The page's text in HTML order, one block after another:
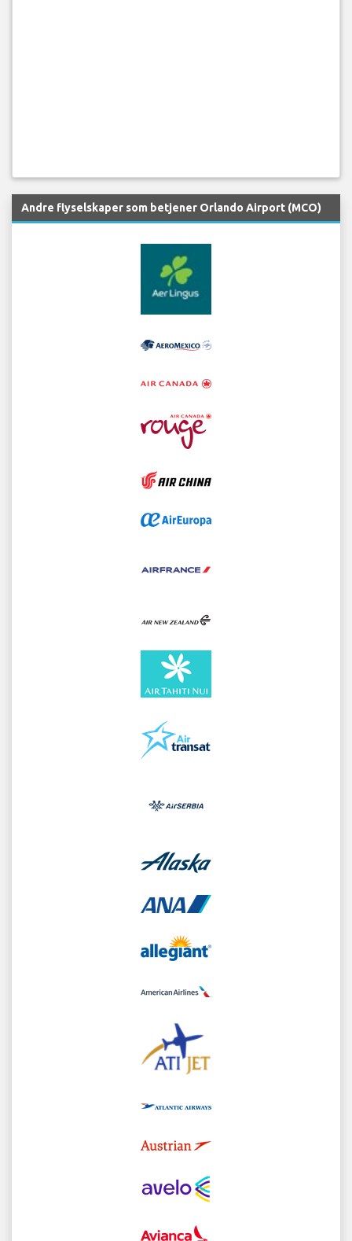
Andre flyselskaper som betjener Orlando Airport (MCO)